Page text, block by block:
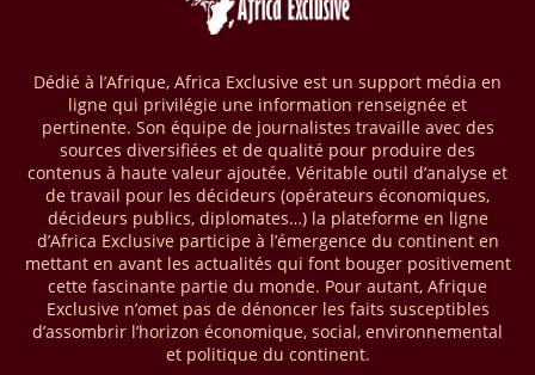
2025, en hausse d'environ 27 % par rapport à 2024. Le rapport intitulé
« The State of the Industry Report on Mobile Money 2026 » précise
mobile money réalisées à l’échelle mondiale, qui s’est établie à 2091
milliards USD (+23 % par rapport à 2024). L’Afrique a également
enregistré environ 74 % du nombre de transactions de Mobile money
répertoriées l’an passé dans le monde, avec environ 92 milliards de
transactions (+16 % par rapport à 2024) sur un total de 125 milliards
dans le monde.
28/03/26 AFRIQUE - ECONOMIE CREATIVE
Une rapport publié dernièrement par le Boston Consulting Group, et
intitulé « Africa Unleashed: Empowering Women in Creative Industries
», dresse un état des lieux saisissant de l'économie créative africaine
à la fois dynamique et structurellement négligé. Ce secteur,
Dédié à l’Afrique, Africa Exclusive est un support média en
ligne qui privilégie une information renseignée et
pertinente. Son équipe de journalistes travaille avec des
sources diversifiées et de qualité pour produire des
contenus à haute valeur ajoutée. Véritable outil d’analyse et
de travail pour les décideurs (opérateurs économiques,
décideurs publics, diplomates…) la plateforme en ligne
d’Africa Exclusive participe à l’émergence du continent en
mettant en avant les actualités qui font bouger positivement
cette fascinante partie du monde. Pour autant, Afrique
Exclusive n’omet pas de dénoncer les faits susceptibles
d’assombrir l’horizon économique, social, environnemental
et politique du continent.